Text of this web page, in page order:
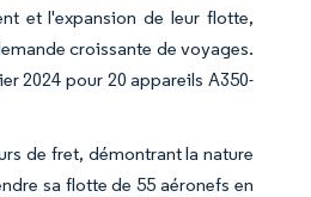
et l'expansion de leur flotte,
croissante de voyages.
2024 pour 20 appareils A350-
de fret, démontrant la nature
sa flotte de 55 aéronefs en